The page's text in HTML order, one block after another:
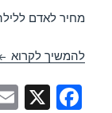
מחיר לאדם ללילה:
להמשיך לקרוא
F
X